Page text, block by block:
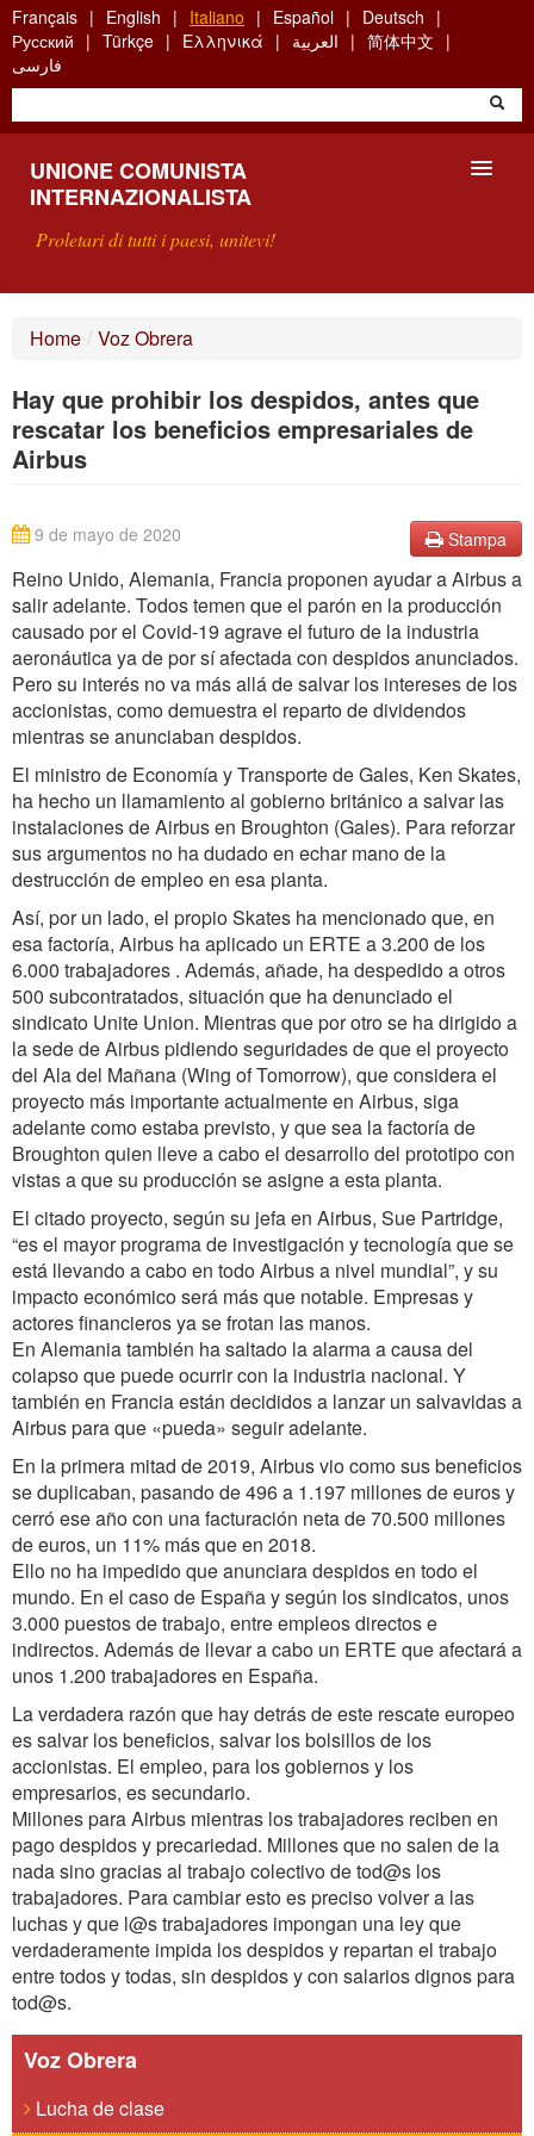
Skip
to
main
content
Français English Italiano Español
Deutsch
Русский
Türkçe Ελληνικά العربية
简体中文
فارسی
UNIONE COMUNISTA
INTERNAZIONALISTA
Proletari di tutti i paesi, unitevi!
RICERCA
SCRIVETECI
Home / Voz Obrera
Hay que prohibir los despidos, antes que
rescatar los beneficios empresariales de
Airbus
Stampa
9 de mayo de 2020
Reino Unido, Alemania, Francia proponen ayudar a Airbus a
salir adelante. Todos temen que el parón en la producción
causado por el Covid-19 agrave el futuro de la industria
aeronáutica ya de por sí afectada con despidos anunciados.
Pero su interés no va más allá de salvar los intereses de los
accionistas, como demuestra el reparto de dividendos
mientras se anunciaban despidos.
El ministro de Economía y Transporte de Gales, Ken Skates,
ha hecho un llamamiento al gobierno británico a salvar las
instalaciones de Airbus en Broughton (Gales). Para reforzar
sus argumentos no ha dudado en echar mano de la
destrucción de empleo en esa planta.
Así, por un lado, el propio Skates ha mencionado que, en
esa factoría, Airbus ha aplicado un ERTE a 3.200 de los
6.000 trabajadores . Además, añade, ha despedido a otros
500 subcontratados, situación que ha denunciado el
sindicato Unite Union. Mientras que por otro se ha dirigido a
la sede de Airbus pidiendo seguridades de que el proyecto
del Ala del Mañana (Wing of Tomorrow), que considera el
proyecto más importante actualmente en Airbus, siga
adelante como estaba previsto, y que sea la factoría de
Broughton quien lleve a cabo el desarrollo del prototipo con
vistas a que su producción se asigne a esta planta.
El citado proyecto, según su jefa en Airbus, Sue Partridge,
“es el mayor programa de investigación y tecnología que se
está llevando a cabo en todo Airbus a nivel mundial”, y su
impacto económico será más que notable. Empresas y
actores financieros ya se frotan las manos.
En Alemania también ha saltado la alarma a causa del
colapso que puede ocurrir con la industria nacional. Y
también en Francia están decididos a lanzar un salvavidas a
Airbus para que «pueda» seguir adelante.
En la primera mitad de 2019, Airbus vio como sus beneficios
se duplicaban, pasando de 496 a 1.197 millones de euros y
cerró ese año con una facturación neta de 70.500 millones
de euros, un 11% más que en 2018.
Ello no ha impedido que anunciara despidos en todo el
mundo. En el caso de España y según los sindicatos, unos
3.000 puestos de trabajo, entre empleos directos e
indirectos. Además de llevar a cabo un ERTE que afectará a
unos 1.200 trabajadores en España.
La verdadera razón que hay detrás de este rescate europeo
es salvar los beneficios, salvar los bolsillos de los
accionistas. El empleo, para los gobiernos y los
empresarios, es secundario.
Millones para Airbus mientras los trabajadores reciben en
pago despidos y precariedad. Millones que no salen de la
nada sino gracias al trabajo colectivo de tod@s los
trabajadores. Para cambiar esto es preciso volver a las
luchas y que l@s trabajadores impongan una ley que
verdaderamente impida los despidos y repartan el trabajo
entre todos y todas, sin despidos y con salarios dignos para
tod@s.
Voz Obrera
Lucha de clase